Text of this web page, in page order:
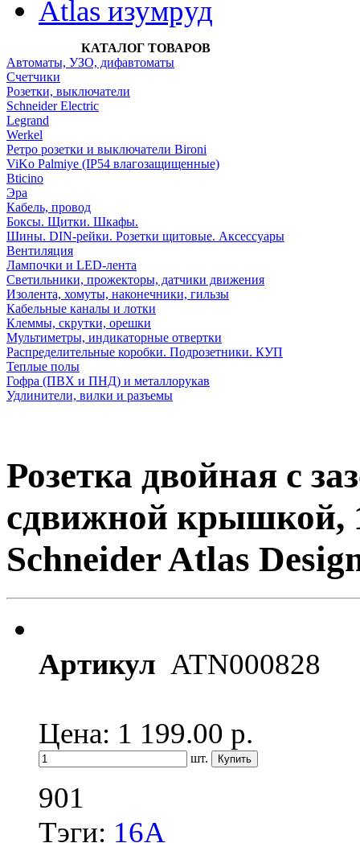
Atlas изумруд
КАТАЛОГ ТОВАРОВ
Автоматы, УЗО, дифавтоматы
Счетчики
Розетки, выключатели
Schneider Electric
Legrand
Werkel
Ретро розетки и выключатели Bironi
ViKo Palmiye (IP54 влагозащищенные)
Bticino
Эра
Кабель, провод
Боксы. Щитки. Шкафы.
Шины. DIN-рейки. Розетки щитовые. Аксессуары
Вентиляция
Лампочки и LED-лента
Светильники, прожекторы, датчики движения
Изолента, хомуты, наконечники, гильзы
Кабельные каналы и лотки
Клеммы, скрутки, орешки
Мультиметры, индикаторные отвертки
Распределительные коробки. Подрозетники. КУП
Теплые полы
Гофра (ПВХ и ПНД) и металлорукав
Удлинители, вилки и разъемы
Розетка двойная с
сдвижной крышкой,
Schneider Atlas
Артикул ATN000828
Цена: 1 199.00 р.
шт.
901
Тэги: 16А